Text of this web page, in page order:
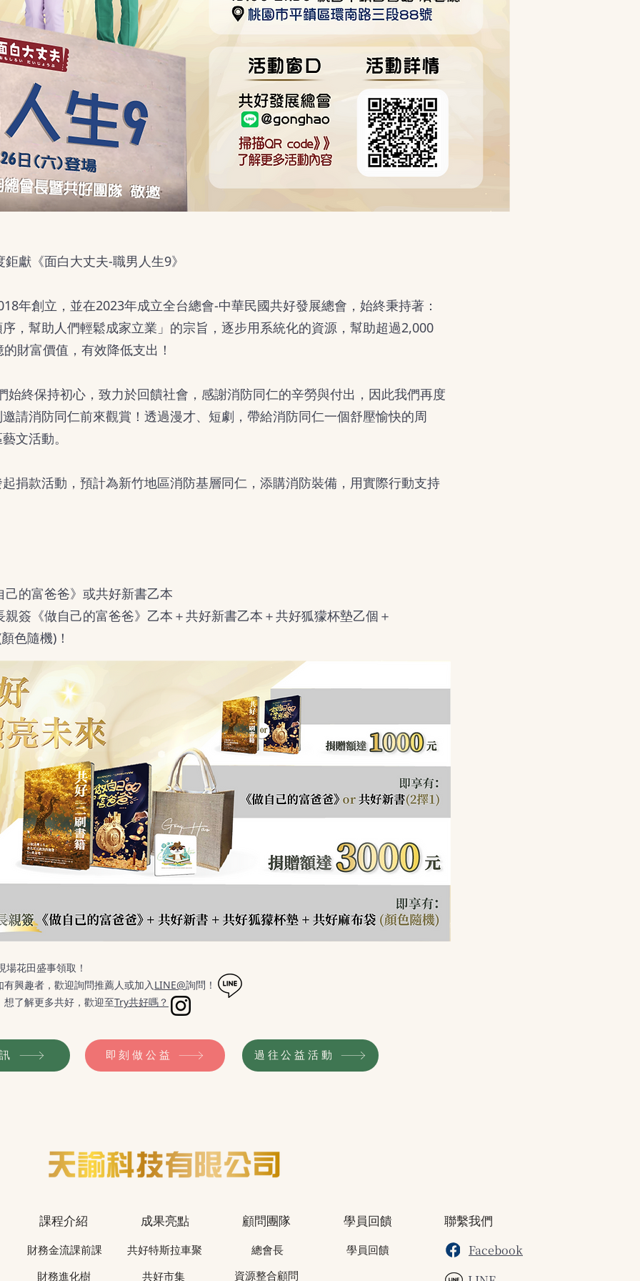
獻《面白大丈夫-職男人生9》
年創立，並在2023年成立全台總會-中華民國共好發展總會，始終秉持著：
，幫助人們輕鬆成家立業」的宗旨，逐步用系統化的資源，幫助超過2,000
財富價值，有效降低支出！
始終保持初心，致力於回饋社會，感謝消防同仁的辛勞與付出，因此我們再度
請消防同仁前來觀賞！透過漫才、短劇，帶給消防同仁一個舒壓愉快的周
文活動。
捐款活動，預計為新竹地區消防基層同仁，添購消防裝備，用實際行動支持
的富爸爸》或共好新書乙本
簽《做自己的富爸爸》乙本＋共好新書乙本＋共好狐獴杯墊乙個＋
色隨機)！
花田盛事領取！
興趣者，歡迎詢問推薦人或加入LINE@詢問！
了解更多共好，歡迎至Try共好嗎？
即刻做公益 過往公益活動
課程介紹 成果亮點 顧問團隊 學員回饋 聯繫我們
財務金流課前課
共好特斯拉車聚
財務進化樹
共好市集
總會長
資源整合顧問
學員回饋
Facebook